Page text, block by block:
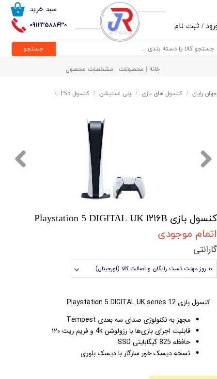
09123588430
۰ سبد خرید
/ ثبت نام
حساب کاربری من
تغییر گذر واژه
جستجو
خانه | محصولات | مشخصات محصول
جهان رایان کنسول های بازی پلی استیشن کنسول PS5
کنسول بازی Playstation 5 DIGITAL UK ۱۲۱۶B
اتمام موجودی
گارانتی
۱۰ روز مهلت تست رایگان و اصالت کالا (اورجینال)
کنسول بازی Playstation 5 DIGITAL UK series 12
مجهز به تکنولوژی صدای سه بعدی Tempest
قابلیت اجرای بازی‌ها با رزولوشن 4k و فریم ریت ۱۲۰
حافظه 825 گیگابایتی SSD
نسخه دیسک خور سازگار با دیسک بلوری